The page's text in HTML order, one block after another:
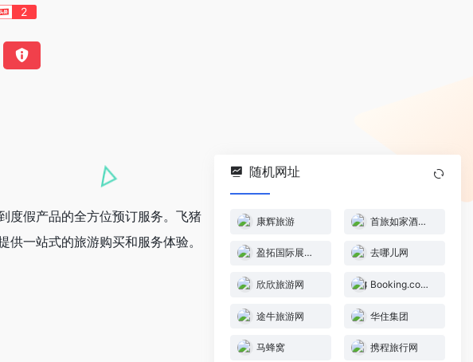
2
度假产品的全方位预订服务。飞猪
一站式的旅游购买和服务体验。
随机网址
康辉旅游 首旅如家酒店集团
盈拓国际展览导航 去哪儿网
欣欣旅游网 Booking.com缤客
途牛旅游网 华住集团
马蜂窝 携程旅行网